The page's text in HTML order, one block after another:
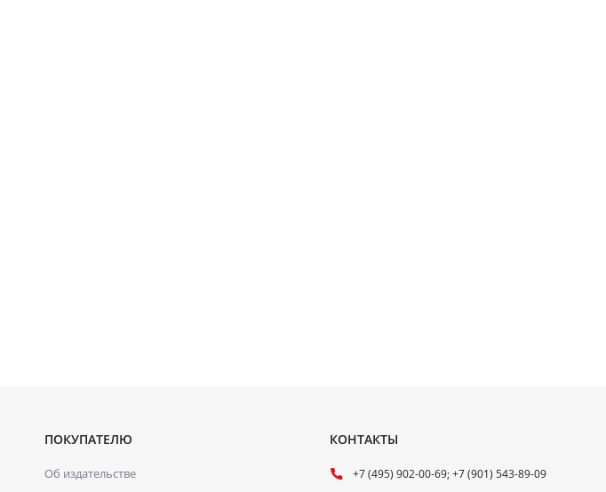
ПОКУПАТЕЛЮ
Об издательстве
КОНТАКТЫ
+7 (495) 902-00-69; +7 (901) 543-89-09